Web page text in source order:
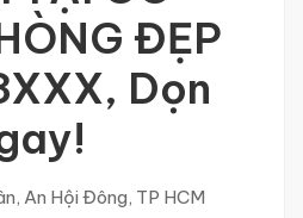
ĐẸP
Dọn
An Hội Đông, TP HCM